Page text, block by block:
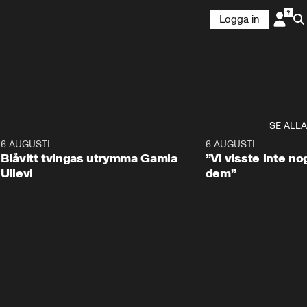
Logga in
SE ALLA
6 AUGUSTI
Blåvitt tvingas utrymma Gamla
Ullevi
6 AUGUSTI
”Vi visste inte
dem”